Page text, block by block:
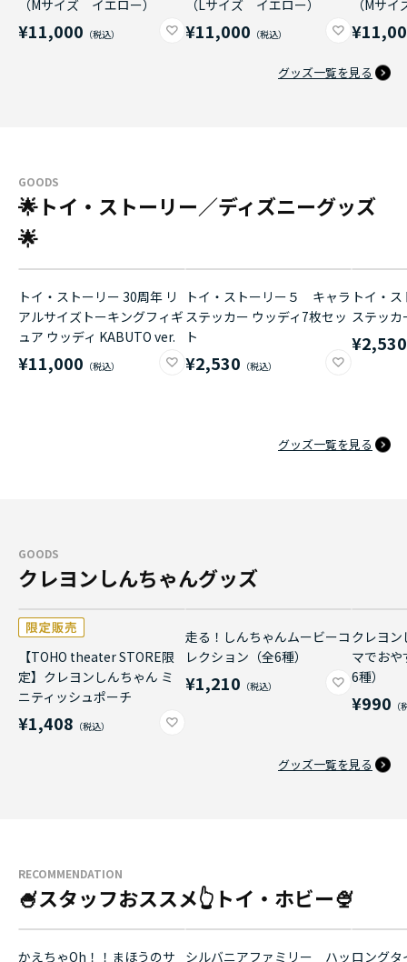
（Mサイズ イエロー）
¥11,000
（Lサイズ イエロー）
¥11,000
（Mサ
グッズ一覧を見る
GOODS
🌟トイ・ストーリー／ディズニーグッズ
🌟
トイ・ストーリー 30周年 リ
アルサイズトーキングフィギ
ュア ウッディ KABUTO ver.
¥11,000
トイ・ストーリー５ キャラ
ステッカー ウッディ7枚セッ
ト
¥2,530
トイ・
ステッカ
¥2,530
グッズ一覧を見る
GOODS
クレヨンしんちゃんグッズ
【TOHO theater STORE限
定】クレヨンしんちゃん ミ
ニティッシュポーチ
¥1,408
走る！しんちゃんムービーコ
レクション（全6種）
¥1,210
クレヨ
マでお
6種）
¥990
グッズ一覧を見る
RECOMMENDATION
🍧スタッフおススメ👆トイ・ホビー🍨
かえちゃOh！！まほうのサ
シルバニアファミリー ハッ ロング